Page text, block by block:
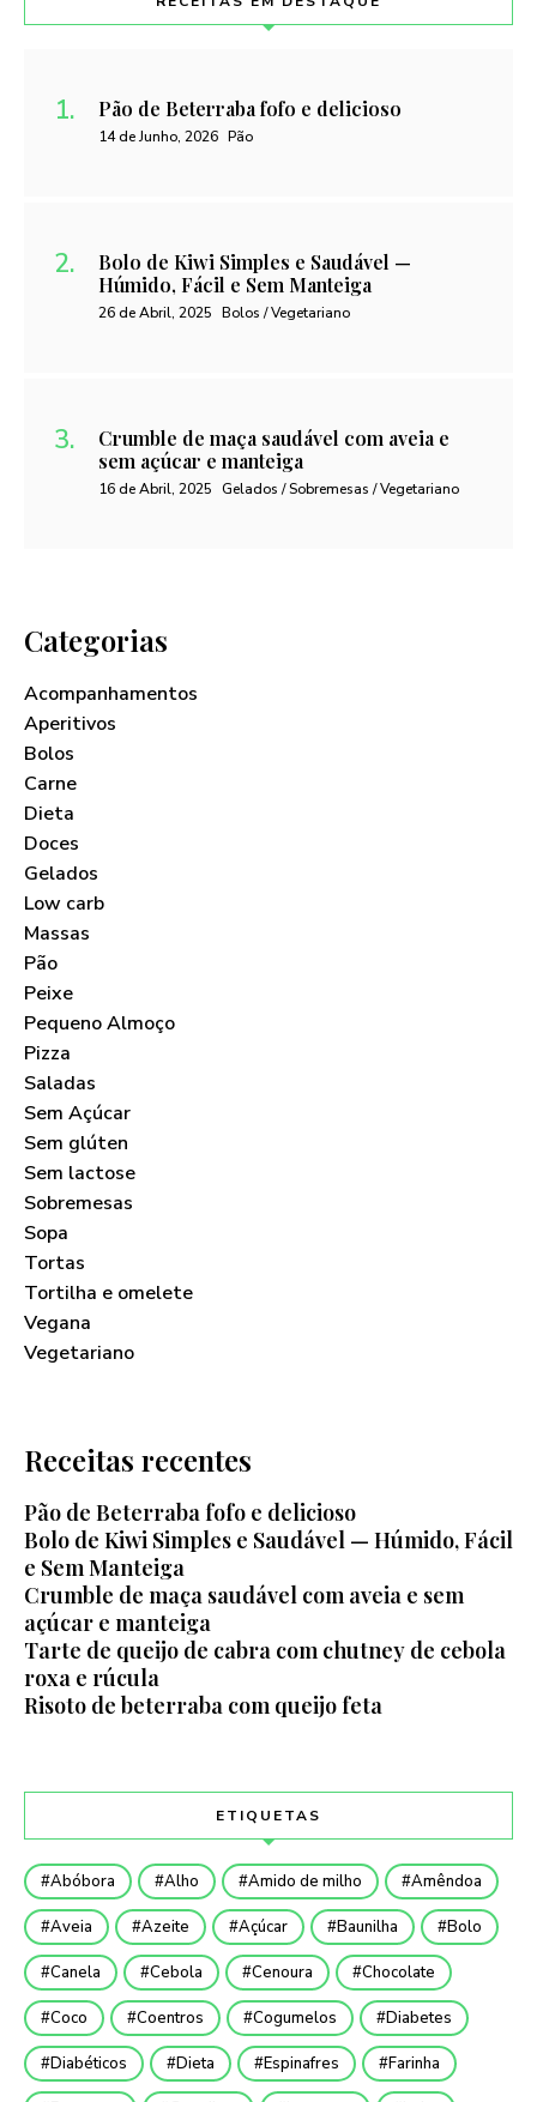
Pão de Beterraba fofo e delicioso
14 de Junho, 2026 Pão
Bolo de Kiwi Simples e Saudável —
Húmido, Fácil e Sem Manteiga
26 de Abril, 2025 Bolos / Vegetariano
Crumble de maça saudável com aveia e
sem açúcar e manteiga
16 de Abril, 2025 Gelados / Sobremesas / Vegetariano
Categorias
Acompanhamentos
Aperitivos
Bolos
Carne
Dieta
Doces
Gelados
Low carb
Massas
Pão
Peixe
Pequeno Almoço
Pizza
Saladas
Sem Açúcar
Sem glúten
Sem lactose
Sobremesas
Sopa
Tortas
Tortilha e omelete
Vegana
Vegetariano
Receitas recentes
Pão de Beterraba fofo e delicioso
Bolo de Kiwi Simples e Saudável — Húmido, Fácil
e Sem Manteiga
Crumble de maça saudável com aveia e sem
açúcar e manteiga
Tarte de queijo de cabra com chutney de cebola
roxa e rúcula
Risoto de beterraba com queijo feta
ETIQUETAS
Abóbora Alho Amido de milho Amêndoa
Aveia Azeite Açúcar Baunilha Bolo
Canela Cebola Cenoura Chocolate
Coco Coentros Cogumelos Diabetes
Diabéticos Dieta Espinafres Farinha